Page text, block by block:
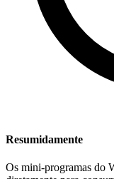
Resumidamente
Os mini-programas do